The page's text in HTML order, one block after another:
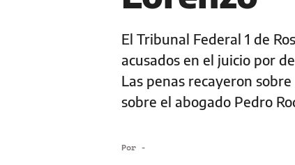
El Tribunal Federal 1 de
acusados en el juicio por
Las penas recayeron
sobre el abogado Pedro
Por -